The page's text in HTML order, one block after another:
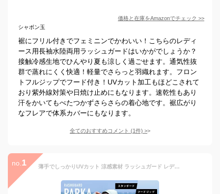
価格と在庫をAmazonでチェック >>
シャボン玉
裾にフリル付きでフェミニンでかわいい！こちらのレディ
ース用長袖水陸両用ラッシュガードはいかがでしょうか？
接触冷感生地でひんやり夏も涼しく過ごせます。通気性抜
群で蒸れにくく快適！軽量でさらっと羽織れます。フロン
トフルジップでフード付き！UVカット加工もほどこされて
おり紫外線対策や日焼け止めにもなります。速乾性もあり
汗をかいてもべたつかずさらさらの着心地です。裾広がり
なフレアで体系カバーにもなります。
全てのおすすめコメント (1件) >
no. 1 薄手でしっかりUVカット 涼感素材 ラッシュガード レディース パーカー フードジップ パーカー【土日祝も出荷】≪365日品質保証≫ 全色UVカット率98.9％↑ UVカット uv 水着 体型カバー 長袖 メンズ キッズ の サーフパンツ トレンカ マリンシューズ サファリハット リンネ